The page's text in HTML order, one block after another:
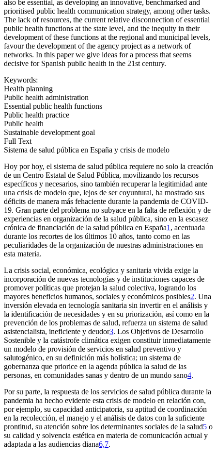
also be essential, as developing an innovative, benchmarked and
prioritised public health communication strategy, among other tasks.
The lack of resources, the current relative disconnection of essential
public health functions at the state level, and the inequity in their
development of these functions at the regional and municipal levels,
favour the development of the agency project as a network of
networks. In this paper we give ideas for a process that seems
decisive for Spanish public health in the 21st century.
Keywords:
Health planning
Public health administration
Essential public health functions
Public health practice
Public health
Sustainable development goal
Full Text
Sistema de salud pública en España y crisis de modelo
Hoy por hoy, el sistema de salud pública requiere no solo la creación
de un Centro Estatal de Salud Pública, movilizando los recursos
específicos y necesarios, sino también recuperar la legitimidad ante
una crisis de modelo que, lejos de ser coyuntural, ha mostrado sus
déficits de manera más fehaciente durante la pandemia de COVID-
19. Gran parte del problema no subyace en la falta de reflexión y de
experiencias en organización de la salud pública, sino en la escasez
crónica de financiación de la salud pública en España1, acentuada
durante los recortes de los últimos 10 años, tanto como en las
peculiaridades de la organización de nuestras administraciones en
esta materia.
La crisis social, económica, ecológica y sanitaria vivida exige la
incorporación de nuevas tecnologías y de instituciones capaces de
promover políticas que protejan la salud colectiva, logrando los
mayores beneficios humanos, sociales y económicos posibles2. Una
inversión elevada en tecnología sanitaria sin invertir en el análisis y
la identificación de necesidades y en su priorización, así como en la
prevención de los problemas de salud, refuerza un sistema de salud
asistencialista, ineficiente y deudor3. Los Objetivos de Desarrollo
Sostenible y la catástrofe climática exigen constituir inmediatamente
un modelo de provisión de servicios en salud preventivo y
salutogénico, en su definición más holística; un sistema de
gobernanza que priorice en la agenda pública la salud de las
personas, en comunidades sanas y dentro de un mundo sano4.
Por su parte, la respuesta de los servicios de salud pública durante la
pandemia ha hecho evidente esta crisis de modelo en relación con,
por ejemplo, su capacidad anticipatoria, su aptitud de coordinación
en la recolección, el manejo y el análisis de datos con la suficiente
prontitud, su atención sobre los determinantes sociales de la salud5 o
su calidad y solvencia estética en materia de comunicación actual y
adaptada a las audiencias diana6,7.